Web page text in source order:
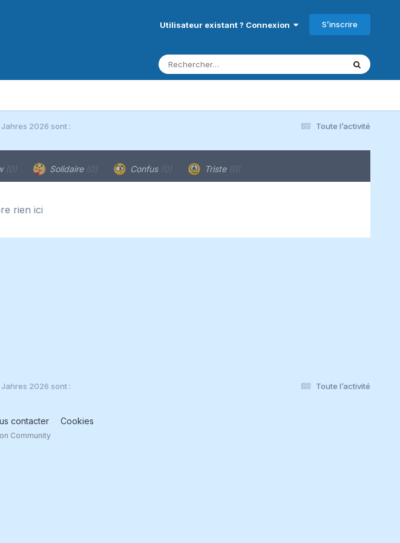
Utilisateur existant ? Connexion S’inscrire
Toute l’activité
2026 sont :
(0) Solidaire (0) Confus (0) Triste (0)
rien ici
Toute l’activité
2026 sont :
contacter Cookies
Community